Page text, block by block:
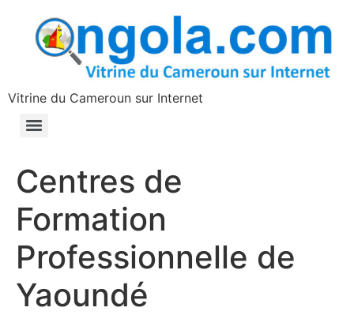
principal
Vitrine du Cameroun sur Internet
Centres de
Formation
Professionnelle de
Yaoundé